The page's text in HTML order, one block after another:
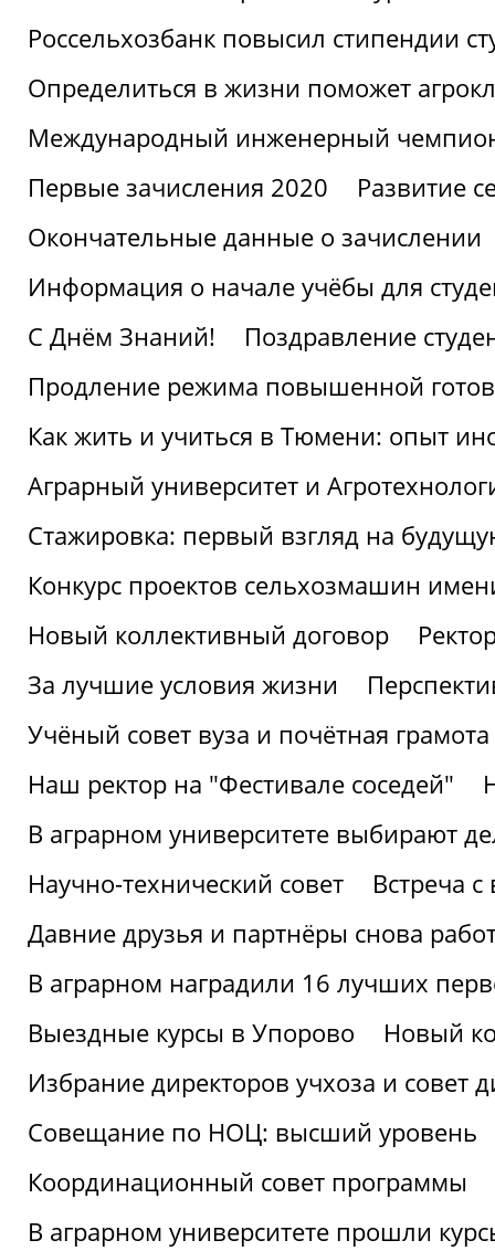
Россельхозбанк повысил стипендии
Определиться в жизни поможет
Международный инженерный
Первые зачисления 2020
Развитие
Окончательные данные о зачислении
Информация о начале учёбы для
С Днём Знаний!
Поздравление
Продление режима повышенной
Как жить и учиться в Тюмени: опыт
Аграрный университет и
Стажировка: первый взгляд на
Конкурс проектов сельхозмашин
Новый коллективный договор
За лучшие условия жизни
Учёный совет вуза и почётная
Наш ректор на "Фестивале соседей"
В аграрном университете выбирают
Научно-технический совет
Встреча
Давние друзья и партнёры снова
В аграрном наградили 16 лучших
Выездные курсы в Упорово
Новый
Избрание директоров учхоза и совет
Совещание по НОЦ: высший уровень
Координационный совет программы
В аграрном университете прошли